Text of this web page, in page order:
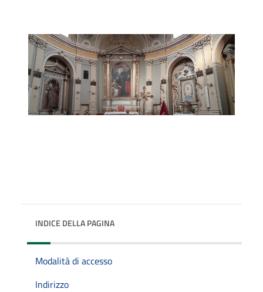
INDICE DELLA PAGINA
Modalità di accesso
Indirizzo